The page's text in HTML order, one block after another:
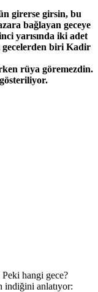
girerse girsin, bu
bağlayan geceye
yarısında iki adet
gecelerden biri Kadir
rüya göremezdin.
hangi gece?
indiğini anlatıyor: